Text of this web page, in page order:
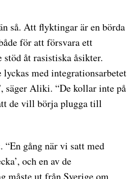
så. Att flyktingar är en börda
för att försvara ett
åt rasistiska åsikter.
med integrationsarbetet
säger Aliki. “De kollar inte på
de vill börja plugga till
gång när vi satt med
och en av de